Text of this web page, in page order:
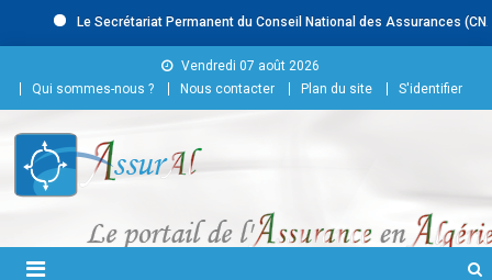
Le Secrétariat Permanent du Conseil National des Assurances (CNA)
Vendredi 07 août 2026
Qui sommes-nous ?
Nous contacter Plan du site S'identifier
Conseil National des